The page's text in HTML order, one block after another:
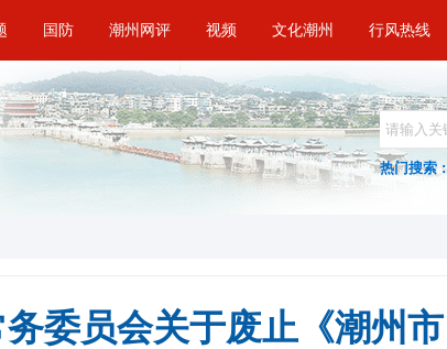
国防 潮州网评 视频 文化潮州 行风热线
热门搜索 :
委员会关于废止《潮州市